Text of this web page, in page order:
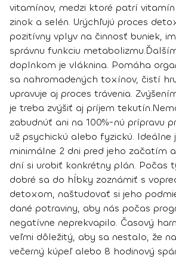
vitamínov, medzi ktoré patrí vitamín
zinok a selén. Urýchľujú proces
pozitívny vplyv na činnosť buniek,
správnu funkciu metabolizmu.
doplnkom je vláknina. Pomáha
sa nahromadených toxínov, čistí
upravuje aj proces trávenia.
je treba zvýšiť aj príjem tekutín.
zabudnúť ani na 100%-nú prípravu
už psychickú alebo fyzickú. Ideálne
minimálne 2 dni pred jeho začatím
dní si urobiť konkrétny plán. Počas
dobré sa do hĺbky zoznámiť s
detoxom, naštudovať si jeho
dané potraviny, aby nás počas
negatívne neprekvapilo. Časový
veľmi dôležitý, aby sa nestalo, že
večerný kúpeľ alebo 8 hodinový